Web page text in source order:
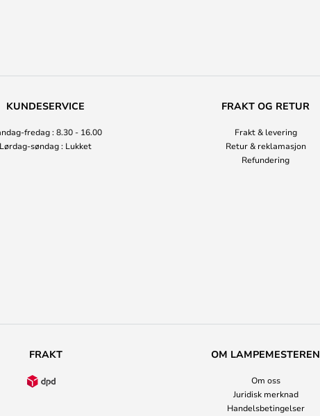
KUNDESERVICE
fredag : 8.30 - 16.00
Lørdag-søndag : Lukket
FRAKT OG RETUR
Frakt & levering
Retur & reklamasjon
Refundering
FRAKT OM LAMPEMESTEREN
Om oss
Juridisk merknad
Handelsbetingelser